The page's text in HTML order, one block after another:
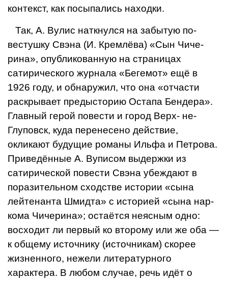
контекст, как посыпались находки.
Так, А. Вулис наткнулся на забытую по­
вестушку Свэна (И. Кремлёва) «Сын Чиче­
рина», опубликованную на страницах
сатирического журнала «Бегемот» ещё в
1926 году, и обнаружил, что она «отчасти
раскрывает предысторию Остапа Бенде­ра».
Главный герой повести и город Верх- не-
Глуповск, куда перенесено действие,
окликают будущие романы Ильфа и Пет­рова.
Приведённые А. Вуписом выдержки из
сатирической повести Свэна убеждают в
поразительном сходстве истории «сына
лейтенанта Шмидта» с историей «сына нар­
кома Чичерина»; остаётся неясным одно:
восходит ли первый ко второму или же оба —
к общему источнику (источникам) скорее
жизненного, нежели литературно­го
характера. В любом случае, речь идёт о